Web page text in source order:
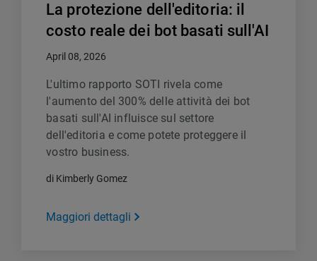
La protezione dell'editoria: il
costo reale dei bot basati sull'AI
April 08, 2026
L'ultimo rapporto SOTI rivela come
l'aumento del 300% delle attività dei bot
basati sull'AI influisce sul settore
dell'editoria e come potete proteggere il
vostro business.
di Kimberly Gomez
Maggiori dettagli